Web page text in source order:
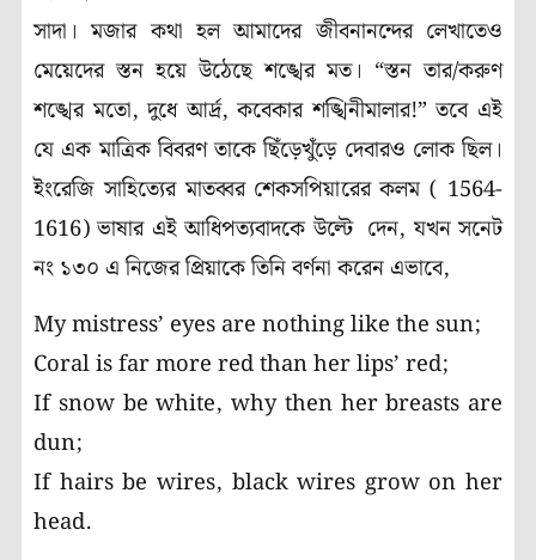
সাদা। মজার কথা হল আমাদের জীবনানন্দের লেখাতেও
মেয়েদের স্তন হয়ে উঠেছে শঙ্খের মত। “স্তন তার/করুণ
শঙ্খের মতো, দুধে আর্দ্র, কবেকার শঙ্খিনীমালার!” তবে এই
যে এক মাত্রিক বিবরণ তাকে ছিঁড়েখুঁড়ে দেবারও লোক ছিল।
ইংরেজি সাহিত্যের মাতব্বর শেকসপিয়ারের কলম ( 1564-
1616) ভাষার এই আধিপত্যবাদকে উল্টে দেন, যখন সনেট
নং ১৩০ এ নিজের প্রিয়াকে তিনি বর্ণনা করেন এভাবে,
My mistress’ eyes are nothing like the sun;
Coral is far more red than her lips’ red;
If snow be white, why then her breasts are
dun;
If hairs be wires, black wires grow on her
head.